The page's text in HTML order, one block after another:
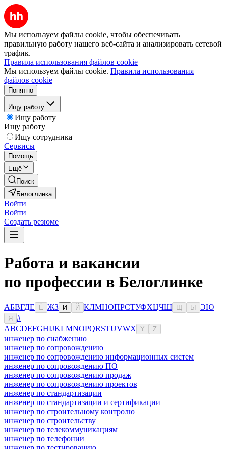
Мы используем файлы cookie, чтобы обеспечивать
правильную работу нашего веб-сайта и анализировать сетевой
трафик.
Правила использования файлов cookie
Мы используем файлы cookie. Правила использования
файлов cookie
Понятно
Ищу работу
Ищу работу
Ищу работу
Ищу сотрудника
Сервисы
Помощь
Ещё
Поиск
Белоглинка
Войти
Войти
Создать резюме
Работа и вакансии
по профессии в Белоглинке
АБВГДЕ Ё ЖЗ И Й КЛМНОПРСТУФХЦЧШ Ы ЭЮ
Я
#
ABCDEFGHIJKLMNOPQRSTUVWX Y Z
инженер по снабжению
инженер по сопровождению
инженер по сопровождению информационных систем
инженер по сопровождению ПО
инженер по сопровождению продаж
инженер по сопровождению проектов
инженер по стандартизации
инженер по стандартизации и сертификации
инженер по строительному контролю
инженер по строительству
инженер по телекоммуникациям
инженер по телефонии